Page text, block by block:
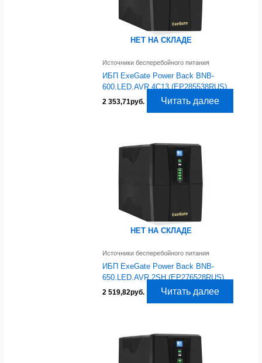
НЕТ НА СКЛАДЕ
Источники бесперебойного питания
ИБП ExeGate Power Back BNB-
600.LED.AVR.4C13 (EP285538RUS)
2 353,71руб. Читать далее
НЕТ НА СКЛАДЕ
Источники бесперебойного питания
ИБП ExeGate Power Back BNB-
650.LED.AVR.2SH (EP276528RUS)
2 519,82руб. Читать далее